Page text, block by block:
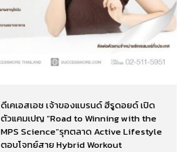
ดีเคเอสเอช เจ้าของแบรนด์ ฮีรูดอยด์ เปิด
ตัวแคมเปญ “Road to Winning with the
MPS Science”รุกตลาด Active Lifestyle
ตอบโจทย์สาย Hybrid Workout